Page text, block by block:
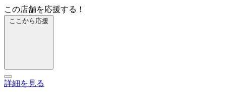
この店舗を応援する！
ここから応援
詳細を見る